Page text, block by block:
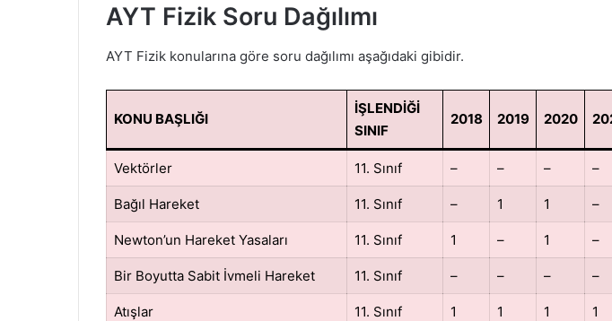
AYT Fizik Soru Dağılımı
AYT Fizik konularına göre soru dağılımı aşağıdaki gibidir.
KONU BAŞLIĞI
İŞLENDİĞİ
SINIF
2018 2019 2020
Vektörler 11. Sınıf – – – –
Bağıl Hareket 11. Sınıf – 1 1 –
Newton’un Hareket Yasaları 11. Sınıf 1 – 1 –
Bir Boyutta Sabit İvmeli Hareket 11. Sınıf – – – –
Atışlar 11. Sınıf 1 1 1 1